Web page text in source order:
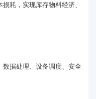
，实现库存物料经济、
据处理、设备调度、安全